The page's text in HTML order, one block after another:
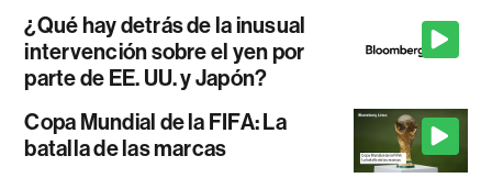
¿Qué hay detrás de la inusual
intervención sobre el yen por
parte de EE. UU. y Japón?
Copa Mundial de la FIFA: La
batalla de las marcas